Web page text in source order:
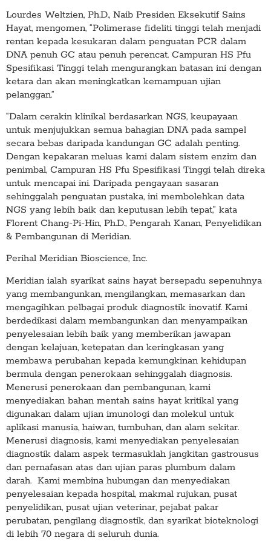
Lourdes Weltzien, Ph.D., Naib Presiden Eksekutif Sains
Hayat, mengomen, “Polimerase fideliti tinggi telah menjadi
rentan kepada kesukaran dalam penguatan PCR dalam
DNA penuh GC atau penuh perencat. Campuran HS Pfu
Spesifikasi Tinggi telah mengurangkan batasan ini dengan
ketara dan akan meningkatkan kemampuan ujian
pelanggan.”
“Dalam cerakin klinikal berdasarkan NGS, keupayaan
untuk menjujukkan semua bahagian DNA pada sampel
secara bebas daripada kandungan GC adalah penting.
Dengan kepakaran meluas kami dalam sistem enzim dan
penimbal, Campuran HS Pfu Spesifikasi Tinggi telah direka
untuk mencapai ini. Daripada pengayaan sasaran
sehinggalah penguatan pustaka, ini membolehkan data
NGS yang lebih baik dan keputusan lebih tepat,” kata
Florent Chang-Pi-Hin, Ph.D., Pengarah Kanan, Penyelidikan
& Pembangunan di Meridian.
Perihal Meridian Bioscience, Inc.
Meridian ialah syarikat sains hayat bersepadu sepenuhnya
yang membangunkan, mengilangkan, memasarkan dan
mengagihkan pelbagai produk diagnostik inovatif. Kami
berdedikasi dalam membangunkan dan menyampaikan
penyelesaian lebih baik yang memberikan jawapan
dengan kelajuan, ketepatan dan keringkasan yang
membawa perubahan kepada kemungkinan kehidupan
bermula dengan penerokaan sehinggalah diagnosis.
Menerusi penerokaan dan pembangunan, kami
menyediakan bahan mentah sains hayat kritikal yang
digunakan dalam ujian imunologi dan molekul untuk
aplikasi manusia, haiwan, tumbuhan, dan alam sekitar.
Menerusi diagnosis, kami menyediakan penyelesaian
diagnostik dalam aspek termasuklah jangkitan gastrousus
dan pernafasan atas dan ujian paras plumbum dalam
darah. Kami membina hubungan dan menyediakan
penyelesaian kepada hospital, makmal rujukan, pusat
penyelidikan, pusat ujian veterinar, pejabat pakar
perubatan, pengilang diagnostik, dan syarikat bioteknologi
di lebih 70 negara di seluruh dunia.